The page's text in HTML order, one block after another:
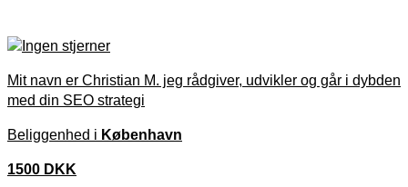
Mit navn er Christian M. jeg rådgiver, udvikler og går i dybden
med din SEO strategi
Beliggenhed i København
1500 DKK